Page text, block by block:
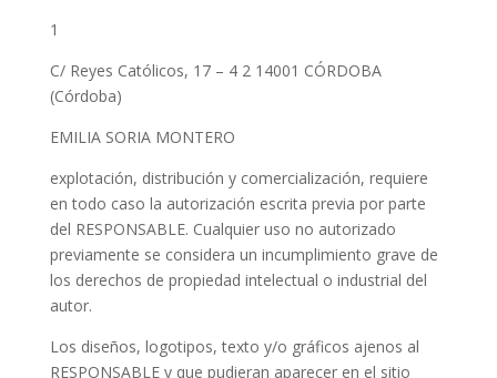
1
C/ Reyes Católicos, 17 – 4 2 14001 CÓRDOBA
(Córdoba)
EMILIA SORIA MONTERO
explotación, distribución y comercialización, requiere
en todo caso la autorización escrita previa por parte
del RESPONSABLE. Cualquier uso no autorizado
previamente se considera un incumplimiento grave de
los derechos de propiedad intelectual o industrial del
autor.
Los diseños, logotipos, texto y/o gráficos ajenos al
RESPONSABLE y que pudieran aparecer en el sitio